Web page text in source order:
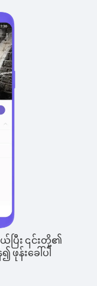
ြီး ၎င်းတို့၏
န်းခေါ်ပါ